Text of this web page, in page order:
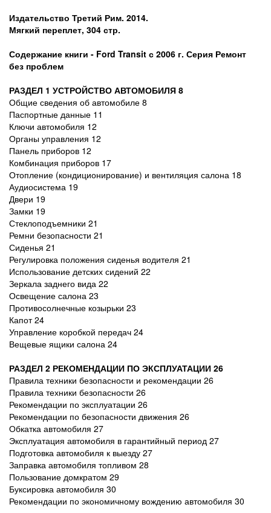
Издательство Третий Рим. 2014.
Мягкий переплет, 304 стр.
Содержание книги - Ford Transit с 2006 г. Серия Ремонт
без проблем
РАЗДЕЛ 1 УСТРОЙСТВО АВТОМОБИЛЯ 8
Общие сведения об автомобиле 8
Паспортные данные 11
Ключи автомобиля 12
Органы управления 12
Панель приборов 12
Комбинация приборов 17
Отопление (кондиционирование) и вентиляция салона 18
Аудиосистема 19
Двери 19
Замки 19
Стеклоподъемники 21
Ремни безопасности 21
Сиденья 21
Регулировка положения сиденья водителя 21
Использование детских сидений 22
Зеркала заднего вида 22
Освещение салона 23
Противосолнечные козырьки 23
Капот 24
Управление коробкой передач 24
Вещевые ящики салона 24
РАЗДЕЛ 2 РЕКОМЕНДАЦИИ ПО ЭКСПЛУАТАЦИИ 26
Правила техники безопасности и рекомендации 26
Правила техники безопасности 26
Рекомендации по эксплуатации 26
Рекомендации по безопасности движения 26
Обкатка автомобиля 27
Эксплуатация автомобиля в гарантийный период 27
Подготовка автомобиля к выезду 27
Заправка автомобиля топливом 28
Пользование домкратом 29
Буксировка автомобиля 30
Рекомендации по экономичному вождению автомобиля 30